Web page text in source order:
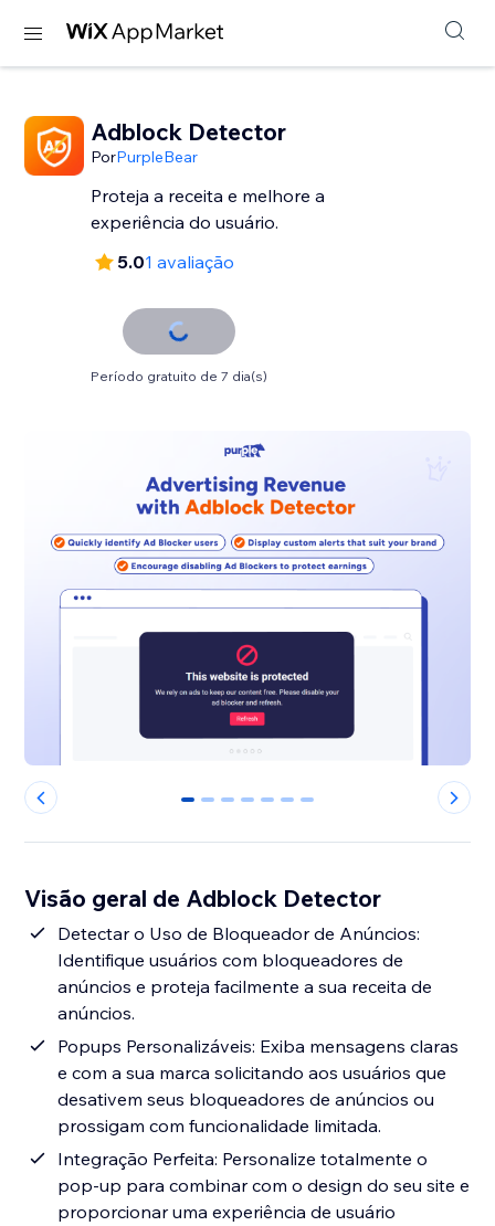
Adblock Detector
PorPurpleBear
Proteja a receita e melhore a
experiência do usuário.
5.01 avaliação
Período gratuito de 7 dia(s)
0 1 2 3 4 5 6
Visão geral de Adblock Detector
Detectar o Uso de Bloqueador de Anúncios:
Identifique usuários com bloqueadores de
anúncios e proteja facilmente a sua receita de
anúncios.
Popups Personalizáveis: Exiba mensagens claras
e com a sua marca solicitando aos usuários que
desativem seus bloqueadores de anúncios ou
prossigam com funcionalidade limitada.
Integração Perfeita: Personalize totalmente o
pop-up para combinar com o design do seu site e
proporcionar uma experiência de usuário